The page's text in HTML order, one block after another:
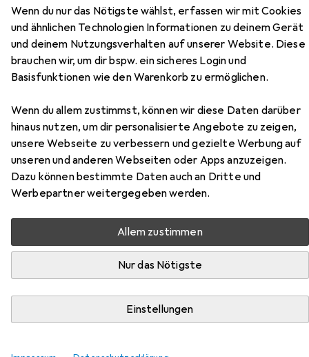
Wenn du nur das Nötigste wählst, erfassen wir mit Cookies
und ähnlichen Technologien Informationen zu deinem Gerät
und deinem Nutzungsverhalten auf unserer Website. Diese
brauchen wir, um dir bspw. ein sicheres Login und
Basisfunktionen wie den Warenkorb zu ermöglichen.
Wenn du allem zustimmst, können wir diese Daten darüber
hinaus nutzen, um dir personalisierte Angebote zu zeigen,
unsere Webseite zu verbessern und gezielte Werbung auf
unseren und anderen Webseiten oder Apps anzuzeigen.
Dazu können bestimmte Daten auch an Dritte und
Werbepartner weitergegeben werden.
Allem zustimmen
Nur das Nötigste
Einstellungen
EUR
43,90
FliteZone Hughes MD500 RC
Einsteiger Hubschrauber RtF
Zubehör für FliteZone Hughes
MD500 RC Einsteiger
Hubschrauber RtF
Hier findest du passendes Zubehör zum Produkt
FliteZone Hughes MD500 RC Einsteiger Hubschrauber
RtF aus der Kategorie Batterien + Akkus.
−7%